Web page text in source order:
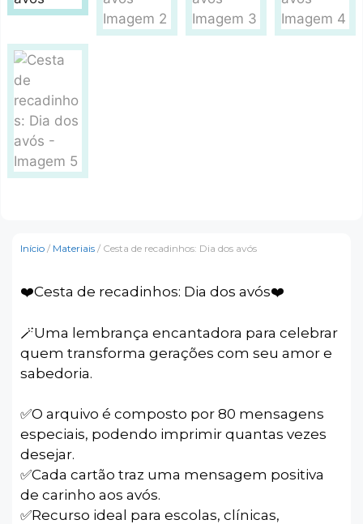
Início / Materiais / Cesta de recadinhos: Dia dos avós
❤️Cesta de recadinhos: Dia dos avós❤️
🪄Uma lembrança encantadora para celebrar
quem transforma gerações com seu amor e
sabedoria.
✅️O arquivo é composto por 80 mensagens
especiais, podendo imprimir quantas vezes
desejar.
✅️Cada cartão traz uma mensagem positiva
de carinho aos avós.
✅️Recurso ideal para escolas, clínicas,